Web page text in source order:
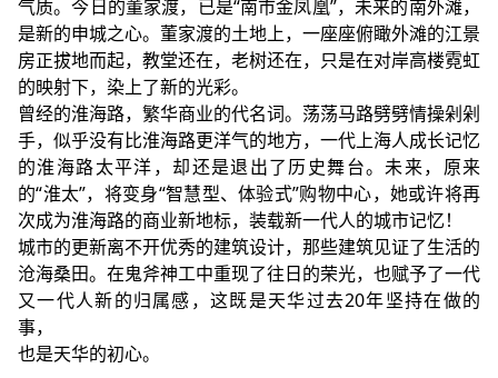
气质。今日的董家渡，已是“南市金凤凰”，未来的南外滩，
是新的申城之心。董家渡的土地上，一座座俯瞰外滩的江景
房正拔地而起，教堂还在，老树还在，只是在对岸高楼霓虹
的映射下，染上了新的光彩。
曾经的淮海路，繁华商业的代名词。荡荡马路劈劈情操剁剁
手，似乎没有比淮海路更洋气的地方，一代上海人成长记忆
的淮海路太平洋，却还是退出了历史舞台。未来，原来
的“淮太”，将变身“智慧型、体验式”购物中心，她或许将再
次成为淮海路的商业新地标，装载新一代人的城市记忆！
城市的更新离不开优秀的建筑设计，那些建筑见证了生活的
沧海桑田。在鬼斧神工中重现了往日的荣光，也赋予了一代
又一代人新的归属感，这既是天华过去20年坚持在做的
事，
也是天华的初心。